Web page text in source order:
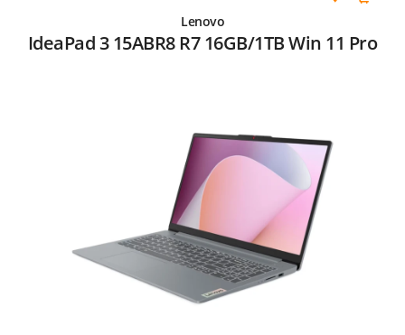
Lenovo
IdeaPad 3 15ABR8 R7 16GB/1TB Win 11 Pro